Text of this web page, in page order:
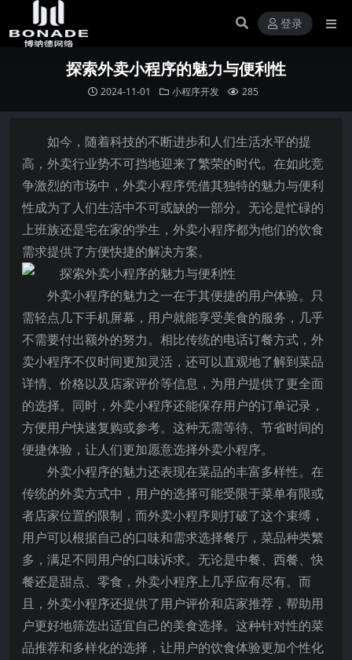
登录
探索外卖小程序的魅力与便利性
2024-11-01 小程序开发 285
如今，随着科技的不断进步和人们生活水平的提
高，外卖行业势不可挡地迎来了繁荣的时代。在如此竞
争激烈的市场中，外卖小程序凭借其独特的魅力与便利
性成为了人们生活中不可或缺的一部分。无论是忙碌的
上班族还是宅在家的学生，外卖小程序都为他们的饮食
需求提供了方便快捷的解决方案。
外卖小程序的魅力之一在于其便捷的用户体验。只
需轻点几下手机屏幕，用户就能享受美食的服务，几乎
不需要付出额外的努力。相比传统的电话订餐方式，外
卖小程序不仅时间更加灵活，还可以直观地了解到菜品
详情、价格以及店家评价等信息，为用户提供了更全面
的选择。同时，外卖小程序还能保存用户的订单记录，
方便用户快速复购或参考。这种无需等待、节省时间的
便捷体验，让人们更加愿意选择外卖小程序。
外卖小程序的魅力还表现在菜品的丰富多样性。在
传统的外卖方式中，用户的选择可能受限于菜单有限或
者店家位置的限制，而外卖小程序则打破了这个束缚，
用户可以根据自己的口味和需求选择餐厅，菜品种类繁
多，满足不同用户的口味诉求。无论是中餐、西餐、快
餐还是甜点、零食，外卖小程序上几乎应有尽有。而
且，外卖小程序还提供了用户评价和店家推荐，帮助用
户更好地筛选出适宜自己的美食选择。这种针对性的菜
品推荐和多样化的选择，让用户的饮食体验更加个性化